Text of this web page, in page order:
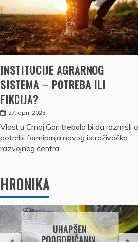
INSTITUCIJE AGRARNOG
SISTEMA – POTREBA ILI
FIKCIJA?
27. april 2023.
Vlast u Crnoj Gori trebalo bi da razmisli o
potrebi formiranja novog istraživačko
razvojnog centra…
HRONIKA
UHAPŠEN